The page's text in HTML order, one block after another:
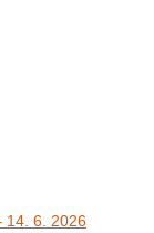
14. 6. 2026